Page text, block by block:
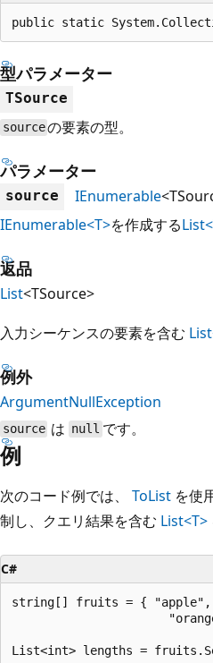
public static
型パラメーター
TSource
sourceの要素の型。
パラメーター
source IEnumerable
IEnumerable<T>を作成する
返品
List<TSource>
入力シーケンスの要素を含む
例外
ArgumentNullException
source は null です。
例
次のコード例では、 ToList を使
制し、クエリ結果を含む List<T>
C#
string[] fruits = { "apple",
List<int> lengths =